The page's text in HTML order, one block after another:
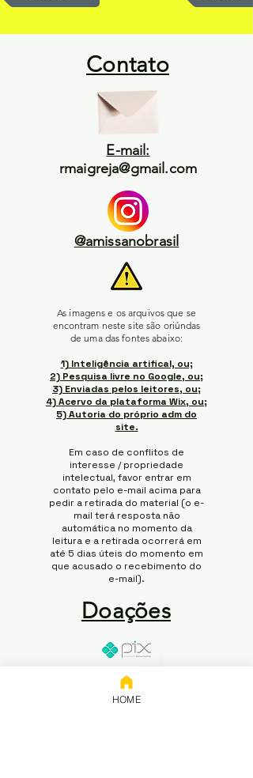
Contato
E-mail:
rmaigreja@gmail.com
@amissanobrasil
As imagens e os arquivos que se
encontram neste site são oriúndas
de uma das fontes abaixo:
1) Inteligência artifical, ou;
2) Pesquisa livre no Google, ou;
3) Enviadas pelos leitores, ou;
4) Acervo da plataforma Wix, ou;
5) Autoria do próprio adm do
site.
Em caso de conflitos de
interesse / propriedade
intelectual, favor entrar em
contato pelo e-mail acima para
pedir a retirada do material (o e-
mail terá resposta não
automática no momento da
leitura e a retirada ocorrerá em
até 5 dias úteis do momento em
que acusado o recebimento do
e-mail).
Doações
Chave:
65.258.416/0001-50
HOME